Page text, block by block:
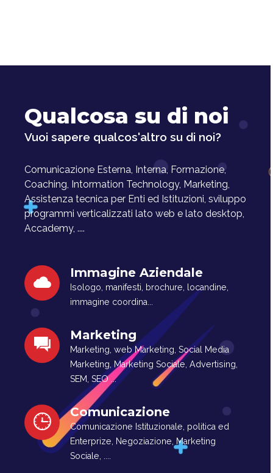
Qualcosa su di noi
Vuoi sapere qualcos'altro su di noi?
Comunicazione Esterna, Interna, Formazione,
Coaching, Intormation Technology, Marketing,
Assistenza tecnica per Enti ed Istituzioni, sviluppo
programmi verticalizzati lato web e lato desktop,
Accademy, ....
Immagine Aziendale
Isologo, manifesti, brochure, locandine,
immagine coordina...
Marketing
Marketing, web Marketing, Social Media
Marketing, Marketing Sociale, Advertising,
SEM, SEO ...
Comunicazione
Comunicazione Istituzionale, politica ed
Enterprize, Negoziazione, Marketing
Sociale, ....